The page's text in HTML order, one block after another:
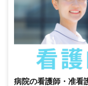
病院の看護師・准看